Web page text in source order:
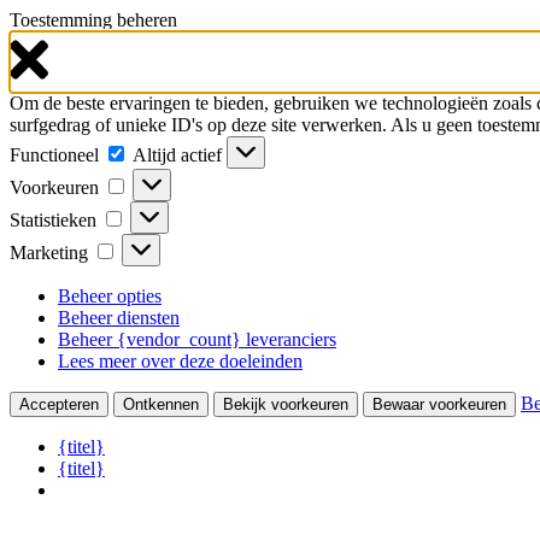
Toestemming beheren
Om de beste ervaringen te bieden, gebruiken we technologieën
surfgedrag of unieke ID's op deze site verwerken. Als u geen
Functioneel
Functioneel
Altijd actief
Voorkeuren
Voorkeuren
Statistieken Statistieken
Marketing Marketing
Beheer opties
Beheer diensten
Beheer {vendor_count} leveranciers
Lees meer over deze doeleinden
Accepteren Ontkennen Bekijk voorkeuren Bewaar voorkeuren
{titel}
{titel}